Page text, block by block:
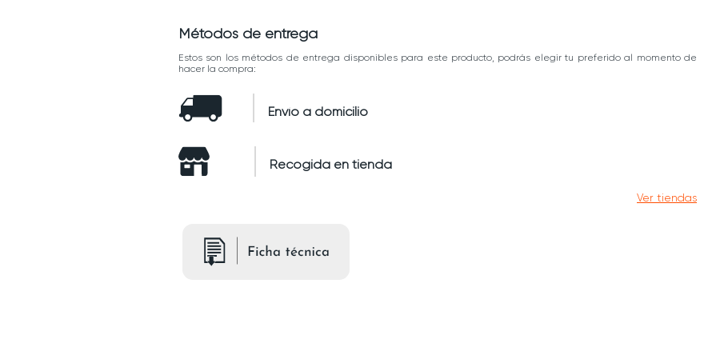
Métodos de entrega
Estos son los métodos de entrega disponibles para este producto, podrás elegir tu preferido al momento de
hacer la compra:
Envío a domicilio
Recogida en tienda
Ver tiendas